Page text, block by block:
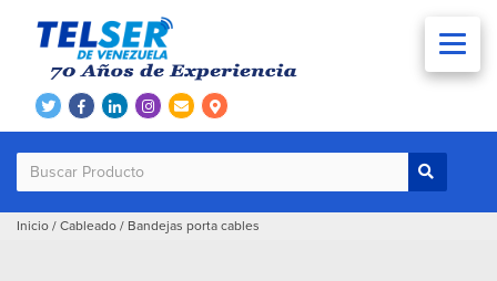
Inicio / Cableado / Bandejas porta cables